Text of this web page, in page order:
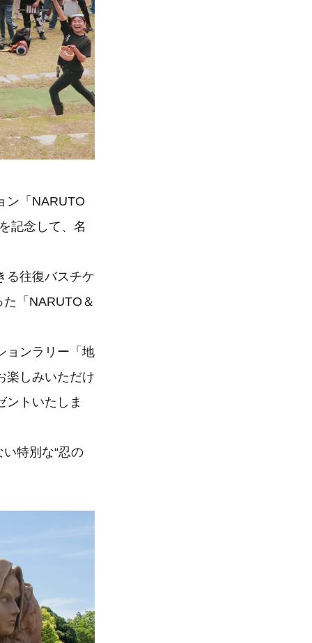
ン「NARUTO
記念して、名
る往復バスチケ
「NARUTO＆
ョンラリー「地
楽しみいただけ
ントいたしま
特別な“忍の